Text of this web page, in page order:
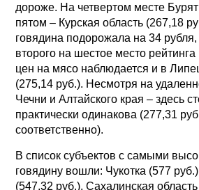
дороже. На четвертом месте
пятом – Курская область (267,18
говядина подорожала на 34 рубля,
второго на шестое место
цен на мясо наблюдается и в
(275,14 руб.). Несмотря на
Чечни и Алтайского края – здесь
практически одинакова (277,31
соответственно).
В список субъектов с самыми
говядину вошли: Чукотка (577
(547,32 руб.), Сахалинская